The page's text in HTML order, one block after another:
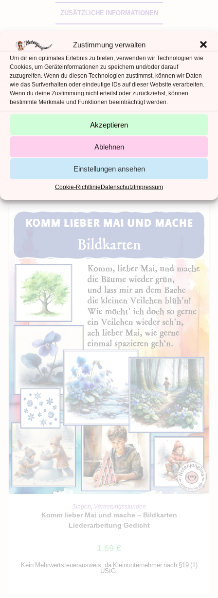
Zustimmung verwalten
Um dir ein optimales Erlebnis zu bieten, verwenden wir Technologien wie
Cookies, um Geräteinformationen zu speichern und/oder darauf
zuzugreifen. Wenn du diesen Technologien zustimmst, können wir Daten
wie das Surfverhalten oder eindeutige IDs auf dieser Website verarbeiten.
Wenn du deine Zustimmung nicht erteilst oder zurückziehst, können
bestimmte Merkmale und Funktionen beeinträchtigt werden.
Akzeptieren
Ablehnen
Einstellungen ansehen
Cookie-RichtlinieDatenschutzImpressum
ZUSÄTZLICHE INFORMATIONEN
Zusätzliche Informationen
ANZAHL DATEIEN
2
ANZAHL SEITEN
35
Ähnliche Produkte
IN DEN WARENKORB
Singen, Vertretungsstunden
Komm lieber Mai und mache – Bildkarten
Liederarbeitung Gedicht
1,69 €
Kein Mehrwertsteuerausweis, da Kleinunternehmer nach §19 (1)
UStG.